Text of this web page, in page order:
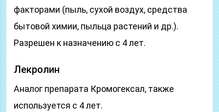
факторами (пыль, сухой воздух, средства
бытовой химии, пыльца растений и др.).
Разрешен к назначению с 4 лет.
Лекролин
Аналог препарата Кромогексал, также
используется с 4 лет.